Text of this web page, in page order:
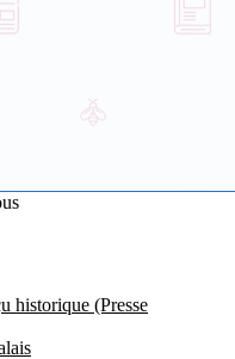
historique (Presse